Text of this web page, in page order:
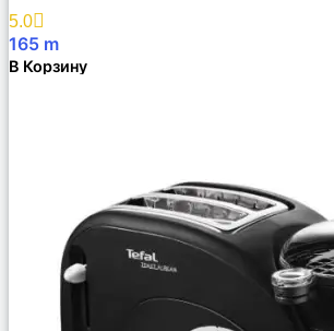
Избранное
5.0
165 m
В Корзину